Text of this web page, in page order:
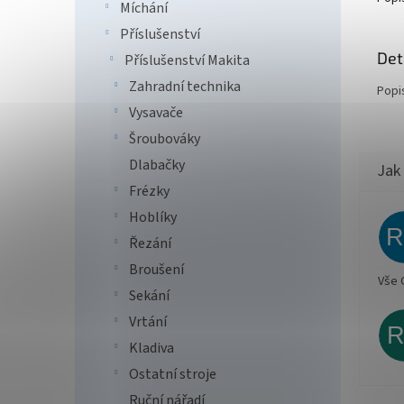
Míchání
Příslušenství
Příslušenství Makita
Zahradní technika
Vysavače
Šroubováky
Dlabačky
Frézky
Hoblíky
Řezání
Broušení
Sekání
Vrtání
Kladiva
Ostatní stroje
Vše